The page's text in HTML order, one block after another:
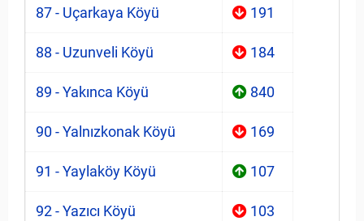
87 - Uçarkaya Köyü 191
88 - Uzunveli Köyü 184
89 - Yakınca Köyü 840
90 - Yalnızkonak Köyü 169
91 - Yaylaköy Köyü 107
92 - Yazıcı Köyü 103